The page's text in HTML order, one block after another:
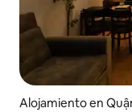
Alojamiento en